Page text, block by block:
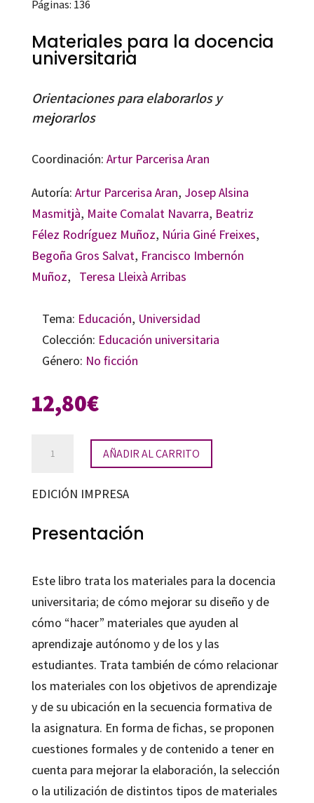
Páginas: 136
Materiales para la docencia
universitaria
Orientaciones para elaborarlos y
mejorarlos
Coordinación: Artur Parcerisa Aran
Autoría: Artur Parcerisa Aran, Josep Alsina
Masmitjà, Maite Comalat Navarra, Beatriz
Félez Rodríguez Muñoz, Núria Giné Freixes,
Begoña Gros Salvat, Francisco Imbernón
Muñoz, Teresa Lleixà Arribas
Tema: Educación, Universidad
Colección: Educación universitaria
Género: No ficción
12,80€
la
universitaria
AÑADIR AL CARRITO
EDICIÓN IMPRESA
Presentación
Este libro trata los materiales para la docencia
universitaria; de cómo mejorar su diseño y de
cómo “hacer” materiales que ayuden al
aprendizaje autónomo y de los y las
estudiantes. Trata también de cómo relacionar
los materiales con los objetivos de aprendizaje
y de su ubicación en la secuencia formativa de
la asignatura. En forma de fichas, se proponen
cuestiones formales y de contenido a tener en
cuenta para mejorar la elaboración, la selección
o la utilización de distintos tipos de materiales